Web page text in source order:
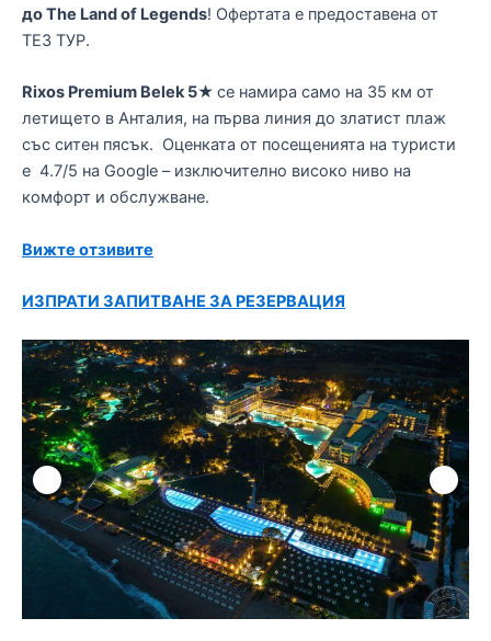
до The Land of Legends! Офертата е предоставена от
ТЕЗ ТУР.
Rixos Premium Belek 5★ се намира само на 35 км от
летището в Анталия, на първа линия до златист плаж
със ситен пясък. Оценката от посещенията на туристи
е 4.7/5 на Google – изключително високо ниво на
комфорт и обслужване.
Вижте отзивите
ИЗПРАТИ ЗАПИТВАНЕ ЗА РЕЗЕРВАЦИЯ